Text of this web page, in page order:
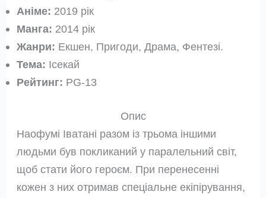
Аніме: 2019 рік
Манга: 2014 рік
Жанри: Екшен, Пригоди, Драма, Фентезі.
Тема: Ісекай
Рейтинг: PG-13
Опис
Наофумі Іватані разом із трьома іншими
людьми був покликаний у паралельний світ,
щоб стати його героєм. При перенесенні
кожен з них отримав спеціальне екіпірування,